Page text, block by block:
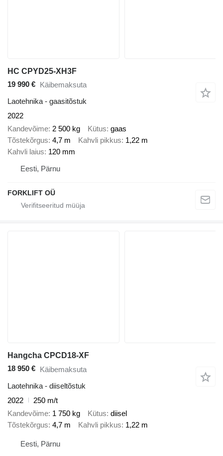
HC CPYD25-XH3F
19 990 €
Käibemaksuta
Laotehnika - gaasitõstuk
2022
Kandevõime 2 500 kg Kütus gaas
Tõstekõrgus 4,7 m Kahvli pikkus 1,22 m
Kahvli laius 120 mm
Eesti, Pärnu
FORKLIFT OÜ
Hangcha CPCD18-XF
18 950 € Käibemaksuta
Laotehnika - diiseltõstuk
2022
250 m/t
Kandevõime 1 750 kg Kütus diisel
Tõstekõrgus 4,7 m Kahvli pikkus 1,22 m
Eesti, Pärnu